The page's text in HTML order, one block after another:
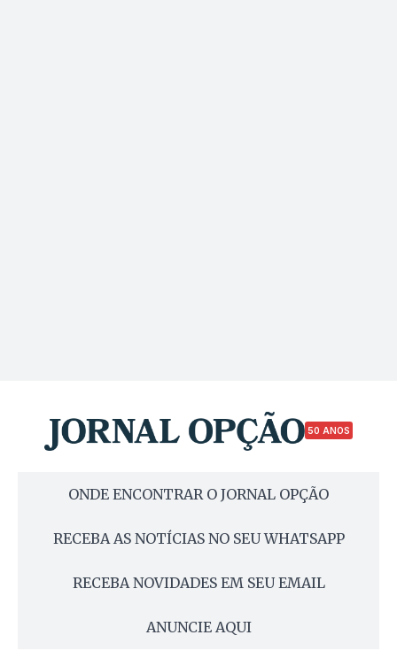
50 ANOS
ONDE ENCONTRAR O JORNAL OPÇÃO
RECEBA AS NOTÍCIAS NO SEU WHATSAPP
RECEBA NOVIDADES EM SEU EMAIL
ANUNCIE AQUI